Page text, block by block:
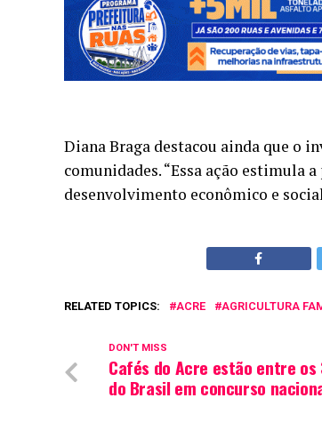
Diana Braga destacou ainda que o
comunidades. “Essa ação estimula
desenvolvimento econômico e
RELATED TOPICS: ACRE AGRICULTURA
DON'T MISS
Cafés do Acre estão entre os
do Brasil em concurso